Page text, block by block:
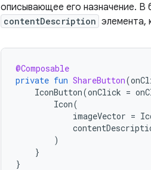
описывающее его назначение. В
contentDescription элемента,
@Composable
private fun ShareButton(
IconButton(onClick =
Icon(
imageVector =
)
}
}